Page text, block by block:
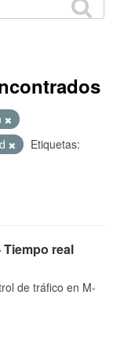
Etiquetas:
real
de tráfico en M-